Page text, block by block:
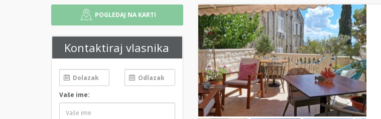
POGLEDAJ NA KARTI
Kontaktiraj vlasnika
Vaše ime: